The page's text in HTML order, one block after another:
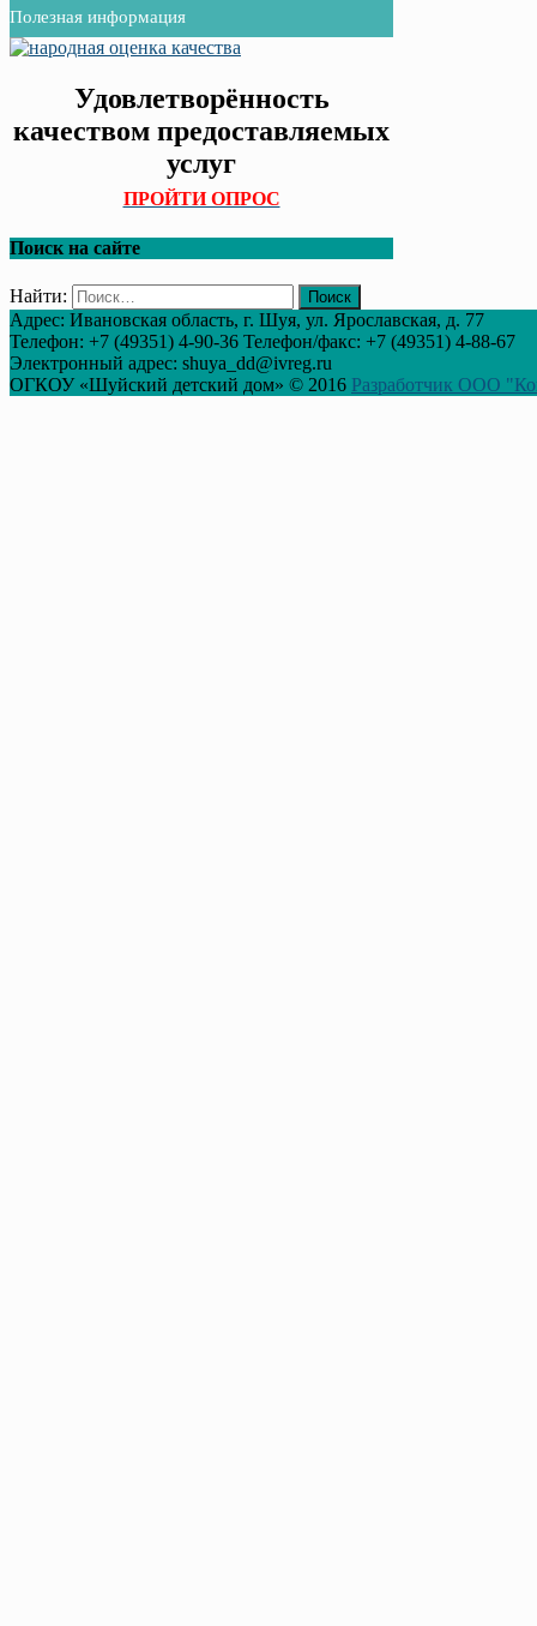
Полезная информация
Удовлетворённость
качеством предоставляемых
услуг
ПРОЙТИ ОПРОС
Поиск на сайте
Найти:
Адрес: Ивановская область, г. Шуя, ул. Ярославская, д. 77
Телефон: +7 (49351) 4-90-36 Телефон/факс: +7 (49351) 4-88-67
Электронный адрес: shuya_dd@ivreg.ru
ОГКОУ «Шуйский детский дом» © 2016 Разработчик ООО